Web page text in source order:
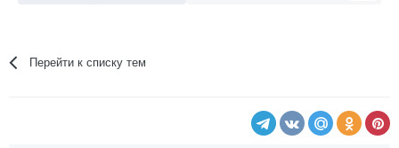
Перейти к списку тем